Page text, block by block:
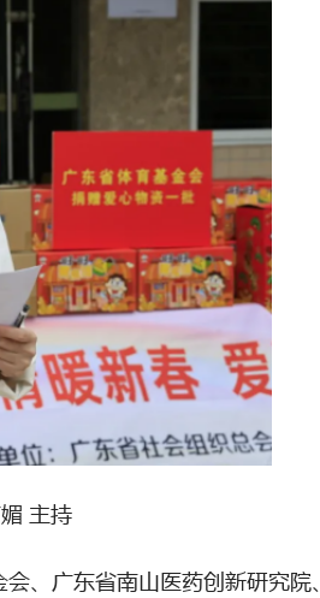
主持
、广东省南山医药创新研究院、